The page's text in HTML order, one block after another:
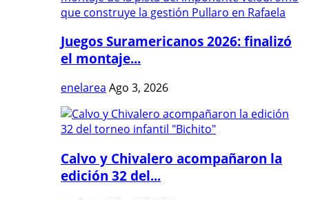
Juegos Suramericanos 2026: finalizó
el montaje...
enelarea Ago 3, 2026
Calvo y Chivalero acompañaron la
edición 32 del...